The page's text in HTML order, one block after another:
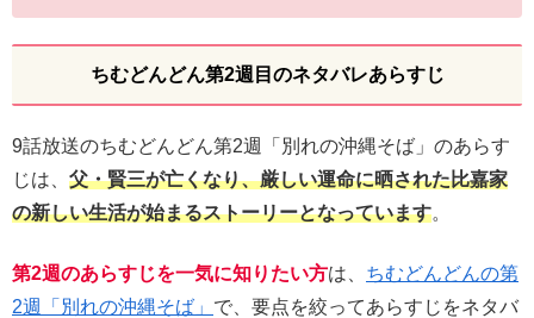
ちむどんどん第2週目のネタバレあらすじ
9話放送のちむどんどん第2週「別れの沖縄そば」のあらす
じは、 父・賢三が亡くなり、厳しい運命に晒された比嘉家
の新しい生活が始まるストーリーとなっています。
第2週のあらすじを一気に知りたい方は、 ちむどんどんの第
2週「別れの沖縄そば」 で、要点を絞ってあらすじをネタバ